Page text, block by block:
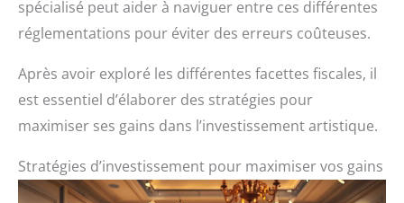
spécialisé peut aider à naviguer entre ces différentes
réglementations pour éviter des erreurs coûteuses.
Après avoir exploré les différentes facettes fiscales, il
est essentiel d’élaborer des stratégies pour
maximiser ses gains dans l’investissement artistique.
Stratégies d’investissement pour maximiser vos gains